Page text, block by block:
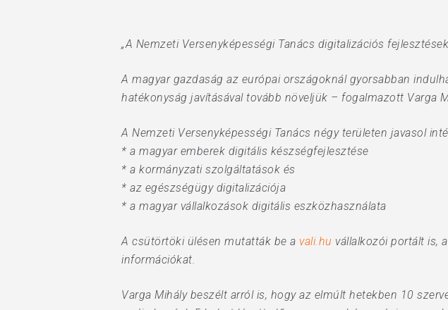
„A Nemzeti Versenyképességi Tanács digitalizációs
A magyar gazdaság az európai országoknál gyorsabban
hatékonyság javításával tovább növeljük – fogalmazott Varga
A Nemzeti Versenyképességi Tanács négy területen javasol
* a magyar emberek digitális készségfejlesztése
* a kormányzati szolgáltatások és
* az egészségügy digitalizációja
* a magyar vállalkozások digitális eszközhasználata
A csütörtöki ülésen mutatták be a vali.hu vállalkozói portált is,
információkat.
Varga Mihály beszélt arról is, hogy az elmúlt hetekben 10